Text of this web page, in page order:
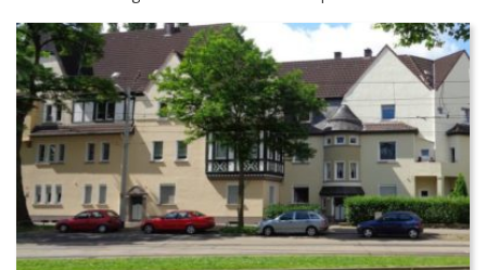
mittels Spritzverfahren ein komplett neuer Putz aufgebracht.
Zum Schluß wurden die Fassaden mit Mineralfarben neu
gestaltet.